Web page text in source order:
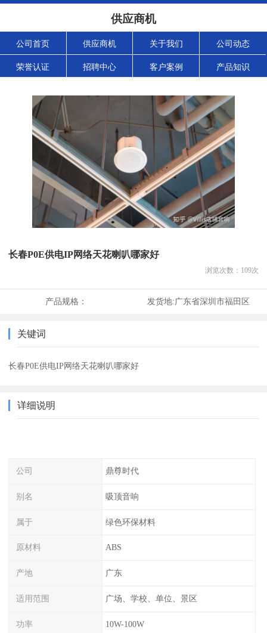
供应商机
公司首页 供应商机 关于我们 公司动态
荣誉认证 招聘中心 客户案例 产品知识
长春P0E供电IP网络天花喇叭哪家好
浏览次数： 109次
产品规格： 发货地:广东省深圳市福田区
关键词
长春P0E供电IP网络天花喇叭哪家好
详细说明
公司 鼎尊时代
别名 吸顶音响
属于 绿色环保材料
原材料 ABS
产地 广东
适用范围 广场、学校、单位、景区
功率 10W-100W